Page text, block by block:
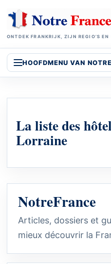
ONTDEK FRANKRIJK, ZIJN REGIO’S EN
HOOFDMENU VAN
La liste des
Lorraine
NotreFrance
Articles, dossiers et
mieux découvrir la